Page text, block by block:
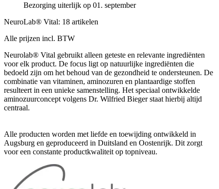
Bezorging uiterlijk op 01. september
NeuroLab® Vital: 18 artikelen
Alle prijzen incl. BTW
Neurolab® Vital gebruikt alleen geteste en relevante ingrediënten
voor elk product. De focus ligt op natuurlijke ingrediënten die
bedoeld zijn om het behoud van de gezondheid te ondersteunen. De
combinatie van vitaminen, aminozuren en plantaardige stoffen
resulteert in een unieke samenstelling. Het speciaal ontwikkelde
aminozuurconcept volgens Dr. Wilfried Bieger staat hierbij altijd
centraal.
Alle producten worden met liefde en toewijding ontwikkeld in
Augsburg en geproduceerd in Duitsland en Oostenrijk. Dit zorgt
voor een constante productkwaliteit op topniveau.